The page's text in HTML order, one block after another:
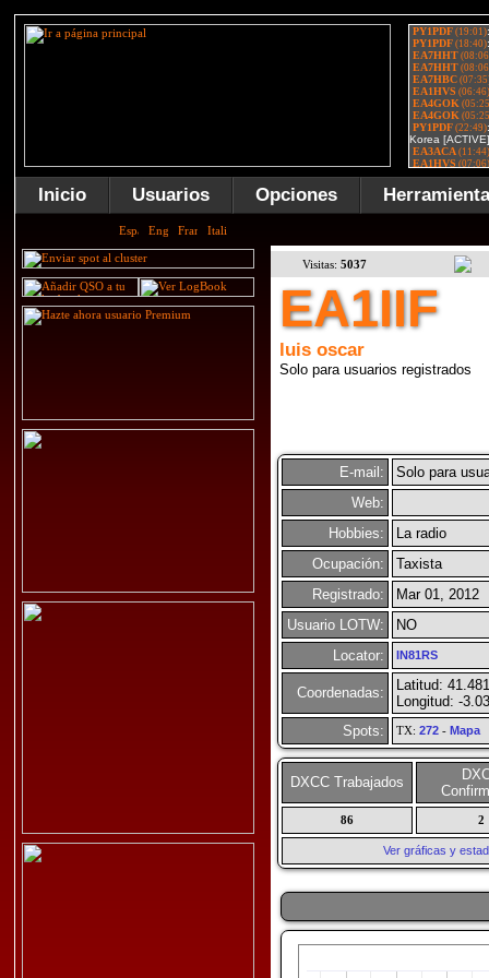
Inicio Usuarios Opciones
Visitas: 5037
EA1IIF
luis oscar
Solo para usuarios registrados
E-mail:
Solo para
Web:
Hobbies:
La radio
Ocupación:
Taxista
Registrado:
Mar 01, 2012
Usuario LOTW:
NO
Locator:
IN81RS
Coordenadas:
Latitud:
Longitud: -
Spots:
TX: 272- Mapa
DXCC Trabajados
86 2
Ver gráficas y